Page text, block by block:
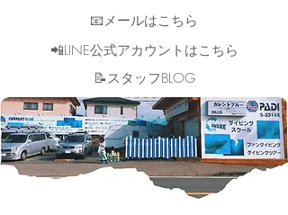
📧メールはこちら
📲LINE公式アカウントはこちら
​📝スタッフBLOG